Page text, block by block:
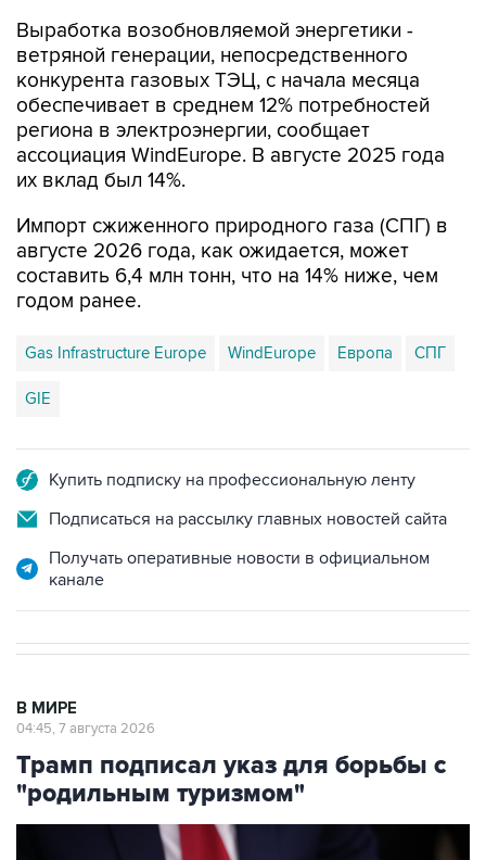
Выработка возобновляемой энергетики -
ветряной генерации, непосредственного
конкурента газовых ТЭЦ, с начала месяца
обеспечивает в среднем 12% потребностей
региона в электроэнергии, сообщает
ассоциация WindEurope. В августе 2025 года
их вклад был 14%.
Импорт сжиженного природного газа (СПГ) в
августе 2026 года, как ожидается, может
составить 6,4 млн тонн, что на 14% ниже, чем
годом ранее.
Gas Infrastructure Europe WindEurope Европа СПГ
GIE
Купить подписку на профессиональную ленту
Подписаться на рассылку главных новостей сайта
Получать оперативные новости в официальном
канале
В МИРЕ
04:45, 7 августа 2026
Трамп подписал указ для борьбы с
"родильным туризмом"